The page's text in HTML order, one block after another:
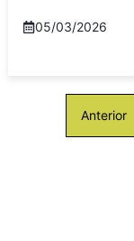
05/03/2026
Anterior